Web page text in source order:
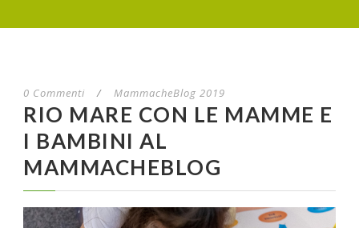
0 Commenti / MammacheBlog 2019
RIO MARE CON LE MAMME E
I BAMBINI AL
MAMMACHEBLOG